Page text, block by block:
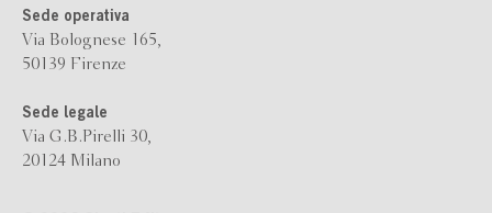
Sede operativa
Via Bolognese 165,
50139 Firenze
Sede legale
Via G.B.Pirelli 30,
20124 Milano